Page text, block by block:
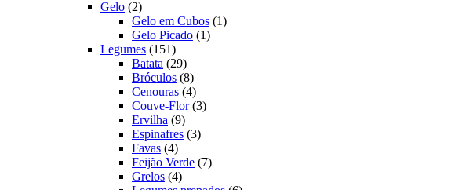
Gelo 22
produtos
Gelo em Cubos 11
Gelo Picado 11
Legumes 151151
produtos
Batata 2929
produtos
Bróculos 88
produtos
Cenouras 44
produtos
Couve-Flor 33
Ervilha 99
produtos
Espinafres 33
Favas 44
produtos
Feijão Verde 77
Grelos 44